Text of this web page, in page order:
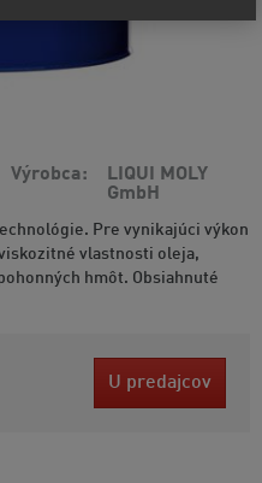
Výrobca
LIQUI MOLY
GmbH
Pre vynikajúci výkon
vlastnosti oleja,
hmôt. Obsiahnuté
U predajcov